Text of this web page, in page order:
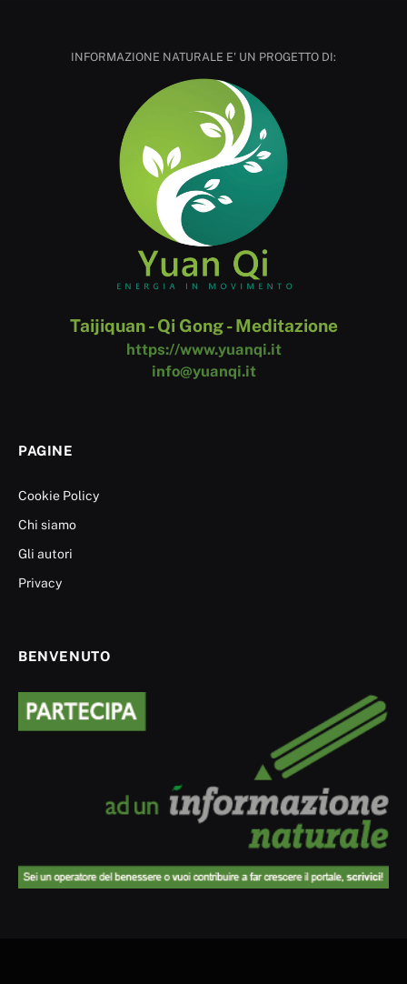
INFORMAZIONE NATURALE E' UN PROGETTO DI:
Taijiquan - Qi Gong - Meditazione
https://www.yuanqi.it
info@yuanqi.it
PAGINE
Cookie Policy
Chi siamo
Gli autori
Privacy
BENVENUTO